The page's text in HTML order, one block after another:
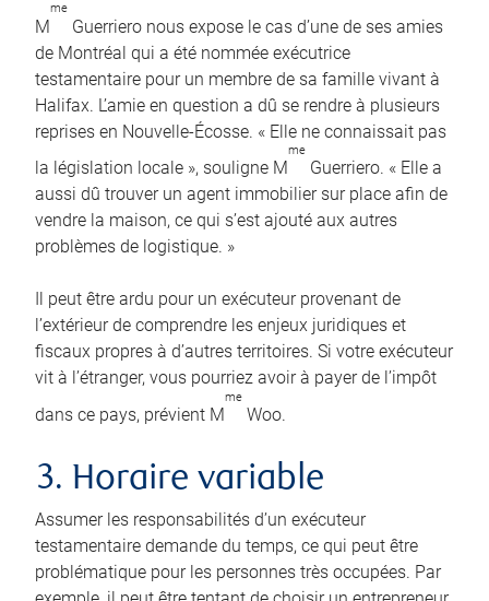
M
me
Guerriero nous expose le cas d’une de ses amies
de Montréal qui a été nommée exécutrice
testamentaire pour un membre de sa famille vivant à
Halifax. L’amie en question a dû se rendre à plusieurs
reprises en Nouvelle-Écosse. « Elle ne connaissait pas
la législation locale », souligne M
me
Guerriero. « Elle a
aussi dû trouver un agent immobilier sur place afin de
vendre la maison, ce qui s’est ajouté aux autres
problèmes de logistique. »
Il peut être ardu pour un exécuteur provenant de
l’extérieur de comprendre les enjeux juridiques et
fiscaux propres à d’autres territoires. Si votre exécuteur
vit à l’étranger, vous pourriez avoir à payer de l’impôt
dans ce pays, prévient M
me
Woo.
3. Horaire variable
Assumer les responsabilités d’un exécuteur
testamentaire demande du temps, ce qui peut être
problématique pour les personnes très occupées. Par